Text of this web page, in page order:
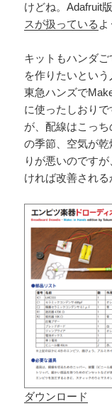
けどね。Adafruit
スが扱っている よ
キットもハンダ
を作りたいとい
東急ハンズで
に使ったしおり
が、配線はこっ
の季節、空気が
りが悪いのです
ければ改善される
ダウンロード